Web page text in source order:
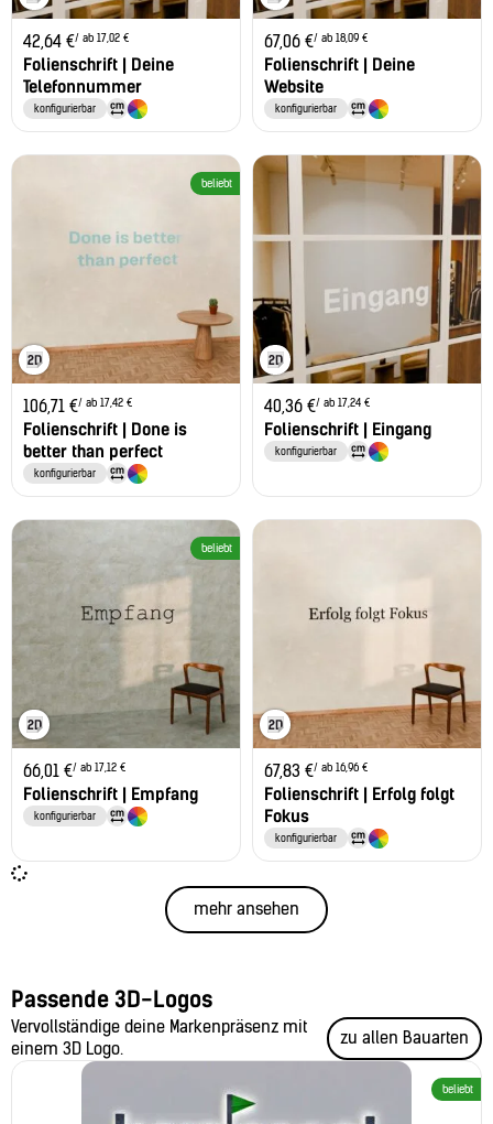
42,64 €/ ab 17,02 €
Folienschrift | Deine
Telefonnummer
konfigurierbar
67,06 €/ ab 18,09 €
Folienschrift | Deine
Website
konfigurierbar
beliebt
106,71 €/ ab 17,42 €
Folienschrift | Done is
better than perfect
konfigurierbar
40,36 €/ ab 17,24 €
Folienschrift | Eingang
konfigurierbar
beliebt
66,01 €/ ab 17,12 €
Folienschrift | Empfang
konfigurierbar
67,83 €/ ab 16,96 €
Folienschrift | Erfolg folgt
Fokus
konfigurierbar
mehr ansehen
Passende 3D-Logos
Vervollständige deine Markenpräsenz mit
einem 3D Logo.
zu allen Bauarten
beliebt